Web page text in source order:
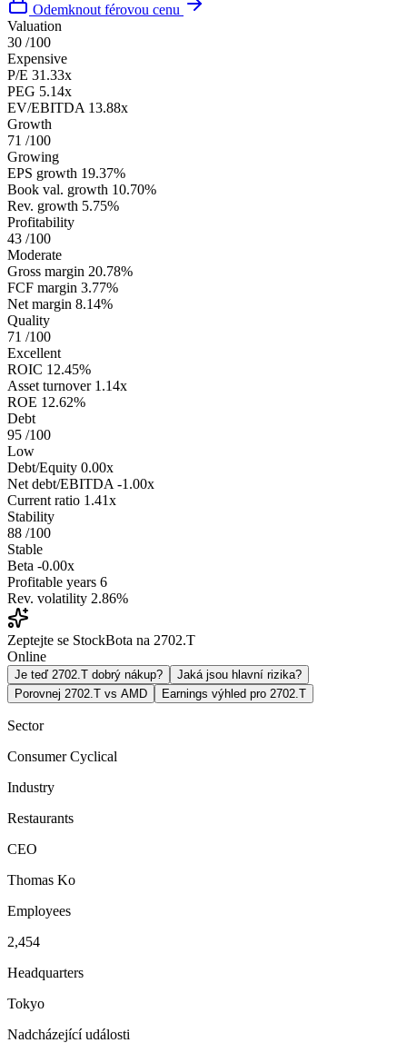
Odemknout férovou cenu
Valuation
30 /100
Expensive
P/E 31.33x
PEG 5.14x
EV/EBITDA 13.88x
Growth
71 /100
Growing
EPS growth 19.37%
Book val. growth 10.70%
Rev. growth 5.75%
Profitability
43 /100
Moderate
Gross margin 20.78%
FCF margin 3.77%
Net margin 8.14%
Quality
71 /100
Excellent
ROIC 12.45%
Asset turnover 1.14x
ROE 12.62%
Debt
95 /100
Low
Debt/Equity 0.00x
Net debt/EBITDA -1.00x
Current ratio 1.41x
Stability
88 /100
Stable
Beta -0.00x
Profitable years 6
Rev. volatility 2.86%
Zeptejte se StockBota na 2702.T
Online
Je teď 2702.T dobrý nákup?
Jaká jsou hlavní rizika?
Porovnej 2702.T vs AMD
Earnings výhled pro 2702.T
Sector
Consumer Cyclical
Industry
Restaurants
CEO
Thomas Ko
Employees
2,454
Headquarters
Tokyo
Nadcházející události